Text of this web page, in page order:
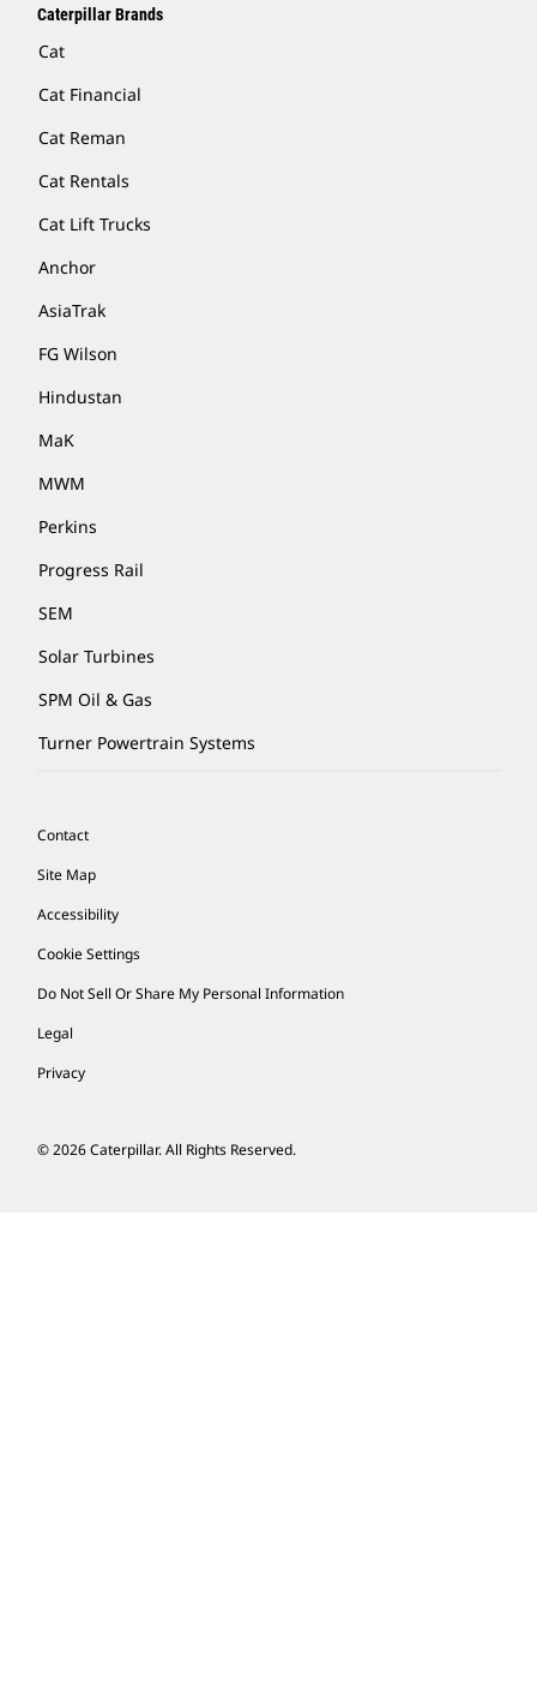
Caterpillar Brands
Cat
Cat Financial
Cat Reman
Cat Rentals
Cat Lift Trucks
Anchor
AsiaTrak
FG Wilson
Hindustan
MaK
MWM
Perkins
Progress Rail
SEM
Solar Turbines
SPM Oil & Gas
Turner Powertrain Systems
Contact
Site Map
Accessibility
Cookie Settings
Do Not Sell Or Share My Personal Information
Legal
Privacy
© 2026 Caterpillar. All Rights Reserved.